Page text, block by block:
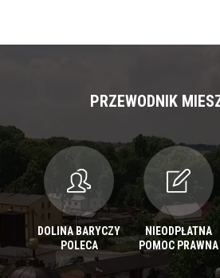
PRZEWODNIK
DOLINA BARYCZY
POLECA
NIEODPŁATNA
POMOC PRAWNA